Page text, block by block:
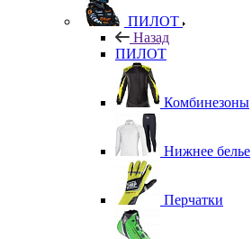
ПИЛОТ
Назад
ПИЛОТ
Комбинезоны
Нижнее белье
Перчатки